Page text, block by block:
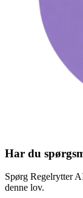
Har du
Spørg Regelrytter
denne lov.